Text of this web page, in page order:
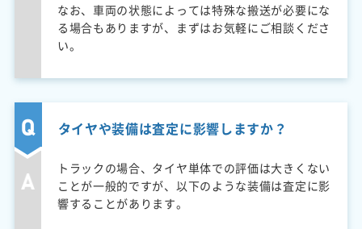
なお、車両の状態によっては特殊な搬送が必要にな
る場合もありますが、まずはお気軽にご相談くださ
い。
タイヤや装備は査定に影響しますか？
トラックの場合、タイヤ単体での評価は大きくない
ことが一般的ですが、以下のような装備は査定に影
響することがあります。